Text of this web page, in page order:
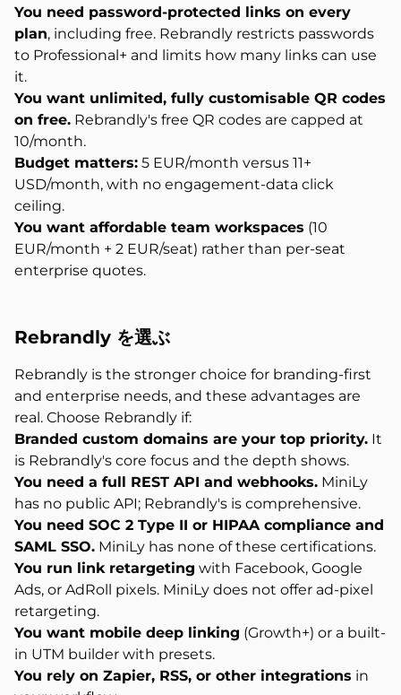
You need password-protected links on every
plan, including free. Rebrandly restricts passwords
to Professional+ and limits how many links can use
it.
You want unlimited, fully customisable QR codes
on free. Rebrandly's free QR codes are capped at
10/month.
Budget matters: 5 EUR/month versus 11+
USD/month, with no engagement-data click
ceiling.
You want affordable team workspaces (10
EUR/month + 2 EUR/seat) rather than per-seat
enterprise quotes.
Rebrandly を選ぶ
Rebrandly is the stronger choice for branding-first
and enterprise needs, and these advantages are
real. Choose Rebrandly if:
Branded custom domains are your top priority. It
is Rebrandly's core focus and the depth shows.
You need a full REST API and webhooks. MiniLy
has no public API; Rebrandly's is comprehensive.
You need SOC 2 Type II or HIPAA compliance and
SAML SSO. MiniLy has none of these certifications.
You run link retargeting with Facebook, Google
Ads, or AdRoll pixels. MiniLy does not offer ad-pixel
retargeting.
You want mobile deep linking (Growth+) or a built-
in UTM builder with presets.
You rely on Zapier, RSS, or other integrations in